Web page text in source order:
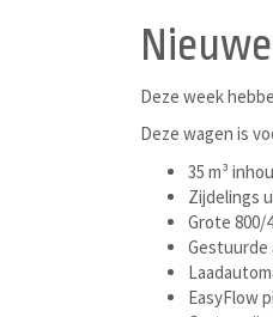
Deze week
Deze wagen is
35 m³
Zijdelings
Grote 800/
Gestuurde
EasyFlow